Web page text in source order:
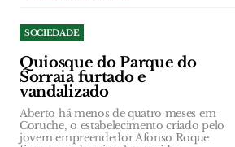
SOCIEDADE
Quiosque do Parque do
Sorraia furtado e
vandalizado
Aberto há menos de quatro meses em
Coruche, o estabelecimento criado pelo
jovem empreendedor Afonso Roque